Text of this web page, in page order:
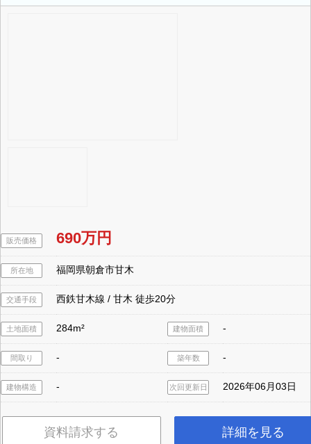
販売価格 690万円
所在地 福岡県朝倉市甘木
交通手段 西鉄甘木線 / 甘木 徒歩20分
土地面積 284m² 建物面積 -
間取り - 築年数 -
建物構造 - 次回更新日 2026年06月03日
資料請求する 詳細を見る